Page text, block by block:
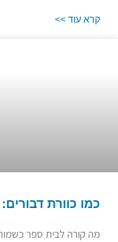
קרא עוד >>
כמו כוורת דבורים:
מה קורה לבית ספר